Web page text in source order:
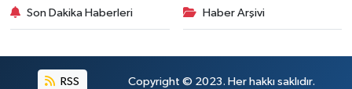
Son Dakika Haberleri Haber Arşivi
RSS Copyright © 2023. Her hakkı saklıdır.